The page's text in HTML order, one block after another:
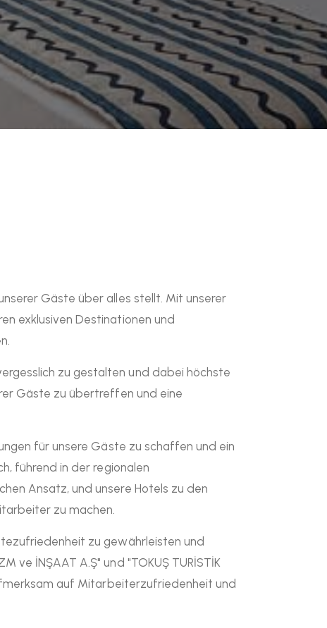
Gäste über alles stellt. Mit unserer
exklusiven Destinationen und
zu gestalten und dabei höchste
Gäste zu übertreffen und eine
für unsere Gäste zu schaffen und ein
führend in der regionalen
Ansatz, und unsere Hotels zu den
zu machen.
zu gewährleisten und
ve İNŞAAT A.Ş" und "TOKUŞ TURİSTİK
auf Mitarbeiterzufriedenheit und